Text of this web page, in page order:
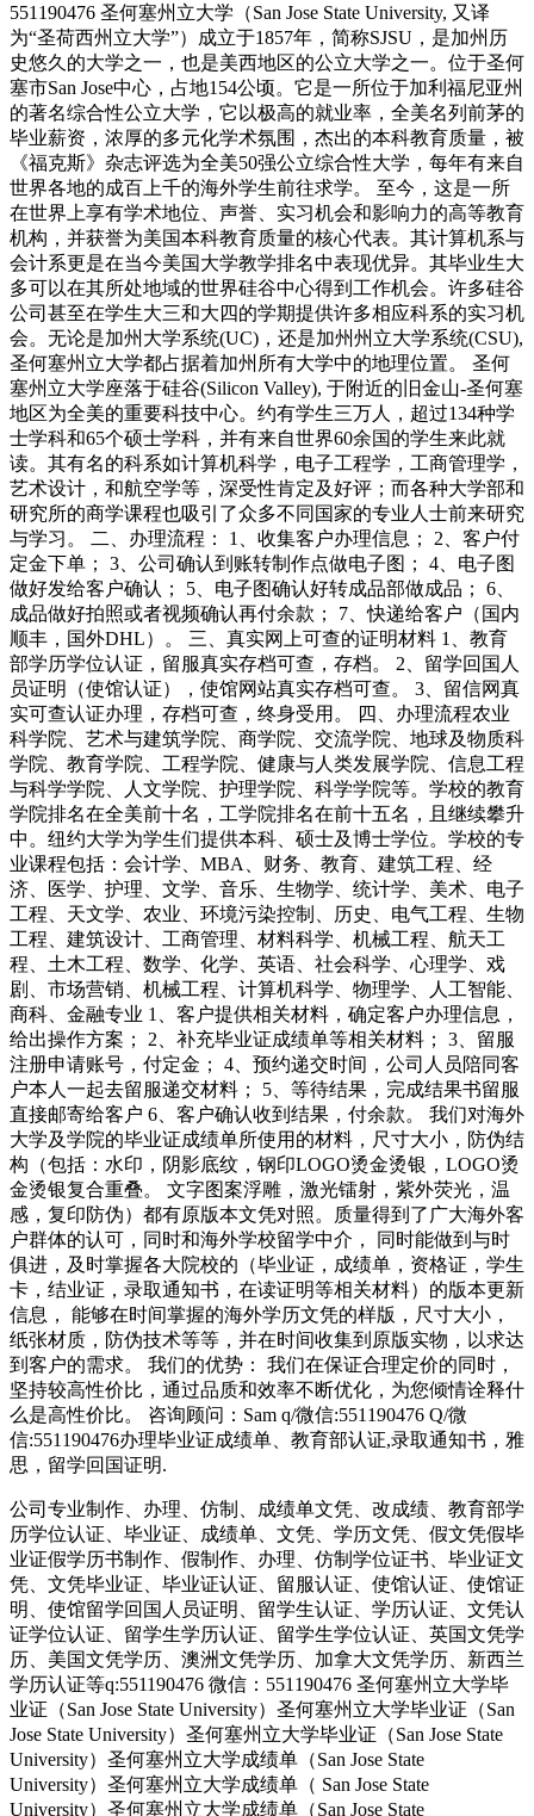
551190476 圣何塞州立大学（San Jose State University, 又译
为“圣荷西州立大学”）成立于1857年，简称SJSU，是加州历
史悠久的大学之一，也是美西地区的公立大学之一。位于圣何
塞市San Jose中心，占地154公顷。它是一所位于加利福尼亚州
的著名综合性公立大学，它以极高的就业率，全美名列前茅的
毕业薪资，浓厚的多元化学术氛围，杰出的本科教育质量，被
《福克斯》杂志评选为全美50强公立综合性大学，每年有来自
世界各地的成百上千的海外学生前往求学。 至今，这是一所
在世界上享有学术地位、声誉、实习机会和影响力的高等教育
机构，并获誉为美国本科教育质量的核心代表。其计算机系与
会计系更是在当今美国大学教学排名中表现优异。其毕业生大
多可以在其所处地域的世界硅谷中心得到工作机会。许多硅谷
公司甚至在学生大三和大四的学期提供许多相应科系的实习机
会。无论是加州大学系统(UC)，还是加州州立大学系统(CSU),
圣何塞州立大学都占据着加州所有大学中的地理位置。 圣何
塞州立大学座落于硅谷(Silicon Valley), 于附近的旧金山-圣何塞
地区为全美的重要科技中心。约有学生三万人，超过134种学
士学科和65个硕士学科，并有来自世界60余国的学生来此就
读。其有名的科系如计算机科学，电子工程学，工商管理学，
艺术设计，和航空学等，深受性肯定及好评；而各种大学部和
研究所的商学课程也吸引了众多不同国家的专业人士前来研究
与学习。 二、办理流程： 1、收集客户办理信息； 2、客户付
定金下单； 3、公司确认到账转制作点做电子图； 4、电子图
做好发给客户确认； 5、电子图确认好转成品部做成品； 6、
成品做好拍照或者视频确认再付余款； 7、快递给客户（国内
顺丰，国外DHL）。 三、真实网上可查的证明材料 1、教育
部学历学位认证，留服真实存档可查，存档。 2、留学回国人
员证明（使馆认证），使馆网站真实存档可查。 3、留信网真
实可查认证办理，存档可查，终身受用。 四、办理流程农业
科学院、艺术与建筑学院、商学院、交流学院、地球及物质科
学院、教育学院、工程学院、健康与人类发展学院、信息工程
与科学学院、人文学院、护理学院、科学学院等。学校的教育
学院排名在全美前十名，工学院排名在前十五名，且继续攀升
中。纽约大学为学生们提供本科、硕士及博士学位。学校的专
业课程包括：会计学、MBA、财务、教育、建筑工程、经
济、医学、护理、文学、音乐、生物学、统计学、美术、电子
工程、天文学、农业、环境污染控制、历史、电气工程、生物
工程、建筑设计、工商管理、材料科学、机械工程、航天工
程、土木工程、数学、化学、英语、社会科学、心理学、戏
剧、市场营销、机械工程、计算机科学、物理学、人工智能、
商科、金融专业 1、客户提供相关材料，确定客户办理信息，
给出操作方案； 2、补充毕业证成绩单等相关材料； 3、留服
注册申请账号，付定金； 4、预约递交时间，公司人员陪同客
户本人一起去留服递交材料； 5、等待结果，完成结果书留服
直接邮寄给客户 6、客户确认收到结果，付余款。 我们对海外
大学及学院的毕业证成绩单所使用的材料，尺寸大小，防伪结
构（包括：水印，阴影底纹，钢印LOGO烫金烫银，LOGO烫
金烫银复合重叠。 文字图案浮雕，激光镭射，紫外荧光，温
感，复印防伪）都有原版本文凭对照。质量得到了广大海外客
户群体的认可，同时和海外学校留学中介， 同时能做到与时
俱进，及时掌握各大院校的（毕业证，成绩单，资格证，学生
卡，结业证，录取通知书，在读证明等相关材料）的版本更新
信息， 能够在时间掌握的海外学历文凭的样版，尺寸大小，
纸张材质，防伪技术等等，并在时间收集到原版实物，以求达
到客户的需求。 我们的优势： 我们在保证合理定价的同时，
坚持较高性价比，通过品质和效率不断优化，为您倾情诠释什
么是高性价比。 咨询顾问：Sam q/微信:551190476 Q/微
信:551190476办理毕业证成绩单、教育部认证,录取通知书，雅
思，留学回国证明.
公司专业制作、办理、仿制、成绩单文凭、改成绩、教育部学
历学位认证、毕业证、成绩单、文凭、学历文凭、假文凭假毕
业证假学历书制作、假制作、办理、仿制学位证书、毕业证文
凭、文凭毕业证、毕业证认证、留服认证、使馆认证、使馆证
明、使馆留学回国人员证明、留学生认证、学历认证、文凭认
证学位认证、留学生学历认证、留学生学位认证、英国文凭学
历、美国文凭学历、澳洲文凭学历、加拿大文凭学历、新西兰
学历认证等q:551190476 微信：551190476 圣何塞州立大学毕
业证（San Jose State University）圣何塞州立大学毕业证（San
Jose State University）圣何塞州立大学毕业证（San Jose State
University）圣何塞州立大学成绩单（San Jose State
University）圣何塞州立大学成绩单（ San Jose State
University）圣何塞州立大学成绩单（San Jose State